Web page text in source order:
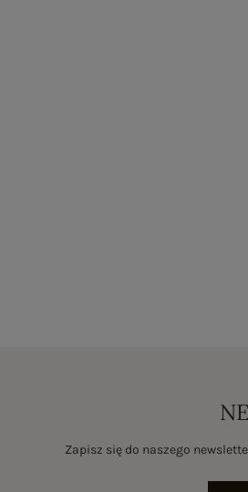
Zapisz się do naszego